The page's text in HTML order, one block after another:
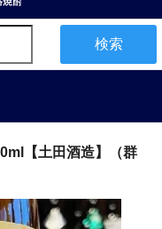
検索
【土田酒造】（群